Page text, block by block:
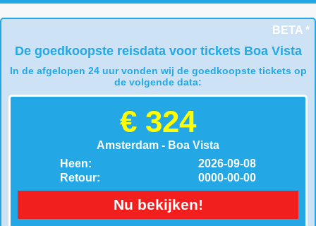
BETA *
De goedkoopste reisdata voor tickets Boa Vista
In de afgelopen 24 uur vonden wij de goedkoopste tickets op
de volgende data:
€ 324
Amsterdam - Boa Vista
Heen:
Retour:
2026-09-08
0000-00-00
Nu bekijken!